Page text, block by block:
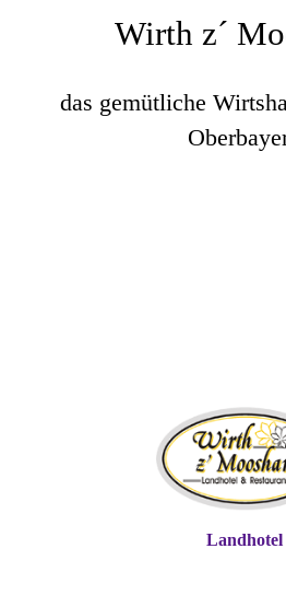
Wirth z´
das gemütliche
Landhotel